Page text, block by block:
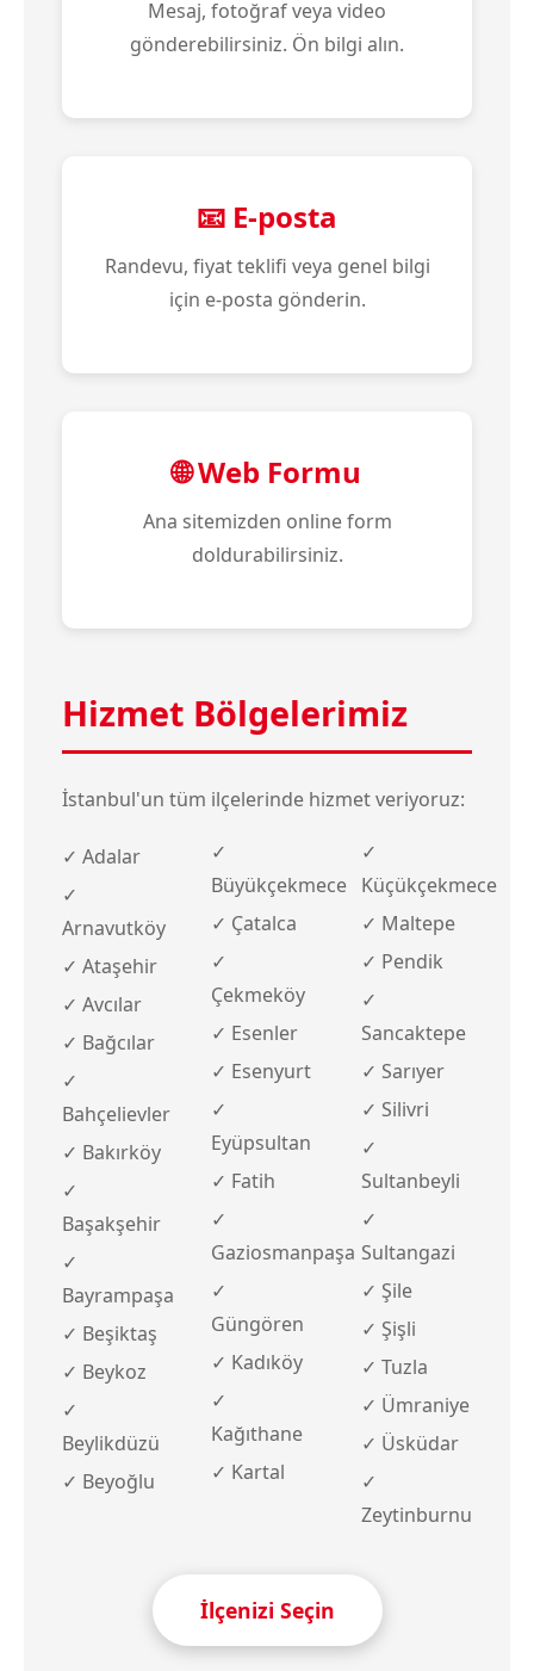
Mesaj, fotoğraf veya video
gönderebilirsiniz. Ön bilgi alın.
📧 E-posta
Randevu, fiyat teklifi veya genel bilgi
için e-posta gönderin.
🌐 Web Formu
Ana sitemizden online form
doldurabilirsiniz.
Hizmet Bölgelerimiz
İstanbul'un tüm ilçelerinde hizmet veriyoruz:
✓ Adalar
✓
Arnavutköy
✓ Ataşehir
✓ Avcılar
✓ Bağcılar
✓
Bahçelievler
✓ Bakırköy
✓
Başakşehir
✓
Bayrampaşa
✓ Beşiktaş
✓ Beykoz
✓
Beylikdüzü
✓ Beyoğlu
✓
Büyükçekmece
✓ Çatalca
✓
Çekmeköy
✓ Esenler
✓ Esenyurt
✓
Eyüpsultan
✓ Fatih
✓
Gaziosmanpaşa
✓
Güngören
✓ Kadıköy
✓
Kağıthane
✓ Kartal
✓
Küçükçekmece
✓ Maltepe
✓ Pendik
✓
Sancaktepe
✓ Sarıyer
✓ Silivri
✓
Sultanbeyli
✓
Sultangazi
✓ Şile
✓ Şişli
✓ Tuzla
✓ Ümraniye
✓ Üsküdar
✓
Zeytinburnu
İlçenizi Seçin